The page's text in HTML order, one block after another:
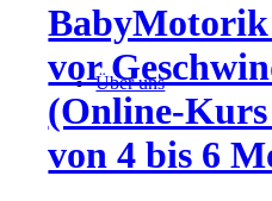
Über uns
vor
(Online-
von 4 bis 6